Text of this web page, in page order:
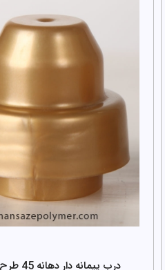
درب پیمانه دار دهانه 45 طرح سافتلن